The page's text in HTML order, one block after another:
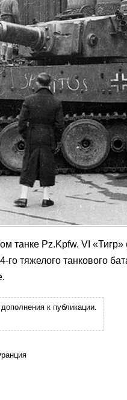
танке Pz.Kpfw. VI
го тяжелого танкового
к публикации.